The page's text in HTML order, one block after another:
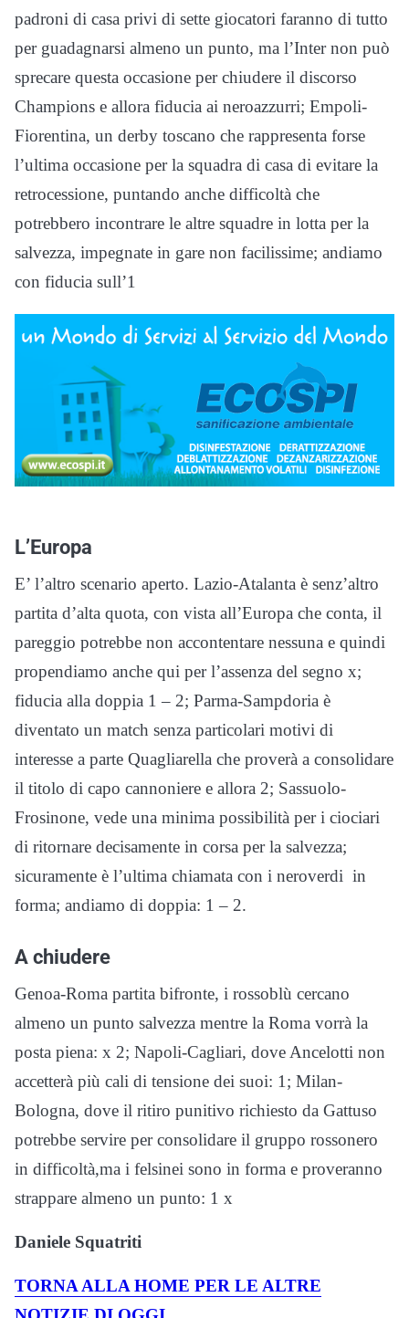
padroni di casa privi di sette giocatori faranno di tutto
per guadagnarsi almeno un punto, ma l’Inter non può
sprecare questa occasione per chiudere il discorso
Champions e allora fiducia ai neroazzurri; Empoli-
Fiorentina, un derby toscano che rappresenta forse
l’ultima occasione per la squadra di casa di evitare la
retrocessione, puntando anche difficoltà che
potrebbero incontrare le altre squadre in lotta per la
salvezza, impegnate in gare non facilissime; andiamo
con fiducia sull’1
L’Europa
E’ l’altro scenario aperto. Lazio-Atalanta è senz’altro
partita d’alta quota, con vista all’Europa che conta, il
pareggio potrebbe non accontentare nessuna e quindi
propendiamo anche qui per l’assenza del segno x;
fiducia alla doppia 1 – 2; Parma-Sampdoria è
diventato un match senza particolari motivi di
interesse a parte Quagliarella che proverà a consolidare
il titolo di capo cannoniere e allora 2; Sassuolo-
Frosinone, vede una minima possibilità per i ciociari
di ritornare decisamente in corsa per la salvezza;
sicuramente è l’ultima chiamata con i neroverdi in
forma; andiamo di doppia: 1 – 2.
A chiudere
Genoa-Roma partita bifronte, i rossoblù cercano
almeno un punto salvezza mentre la Roma vorrà la
posta piena: x 2; Napoli-Cagliari, dove Ancelotti non
accetterà più cali di tensione dei suoi: 1; Milan-
Bologna, dove il ritiro punitivo richiesto da Gattuso
potrebbe servire per consolidare il gruppo rossonero
in difficoltà,ma i felsinei sono in forma e proveranno
strappare almeno un punto: 1 x
Daniele Squatriti
TORNA ALLA HOME PER LE ALTRE